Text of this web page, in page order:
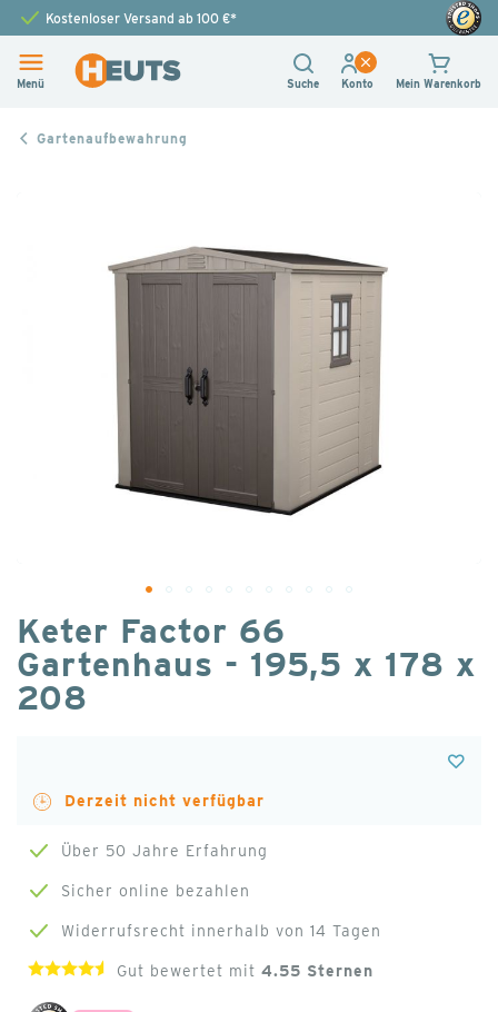
Kostenloser Versand ab 100 €*
Menü Suche Konto Mein Warenkorb
Gartenaufbewahrung
Anfang
der
Bildgalerie
Keter Factor 66
Gartenhaus - 195,5 x 178 x
208
Derzeit nicht verfügbar
Über 50 Jahre Erfahrung
Sicher online bezahlen
Widerrufsrecht innerhalb von 14 Tagen
Gut bewertet mit 4.55 Sternen